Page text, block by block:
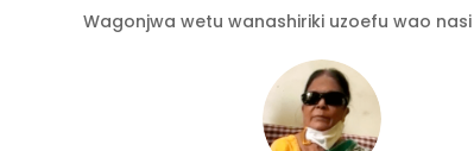
Wagonjwa wetu wanashiriki uzoefu wao